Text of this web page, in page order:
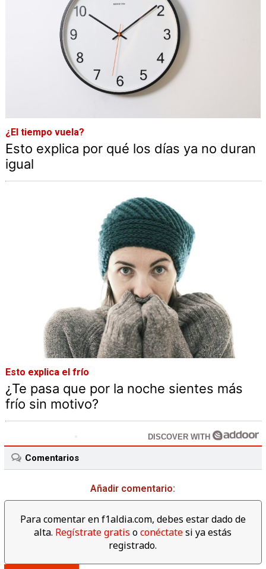
¿El tiempo vuela?
Esto explica por qué los días ya no duran
igual
Esto explica el frío
¿Te pasa que por la noche sientes más
frío sin motivo?
DISCOVER WITH
Comentarios
Añadir comentario:
Para comentar en f1aldia.com, debes estar dado de
alta. Regístrate gratis oconéctatesi ya estás
registrado.